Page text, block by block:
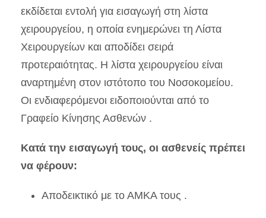
εκδίδεται εντολή για εισαγωγή στη λίστα
χειρουργείου, η οποία ενημερώνει τη Λίστα
Χειρουργείων και αποδίδει σειρά
προτεραιότητας. Η λίστα χειρουργείου είναι
αναρτημένη στον ιστότοπο του Νοσοκομείου.
Οι ενδιαφερόμενοι ειδοποιούνται από το
Γραφείο Κίνησης Ασθενών .
Κατά την εισαγωγή τους, οι ασθενείς πρέπει
να φέρουν:
Αποδεικτικό με το ΑΜΚΑ τους .